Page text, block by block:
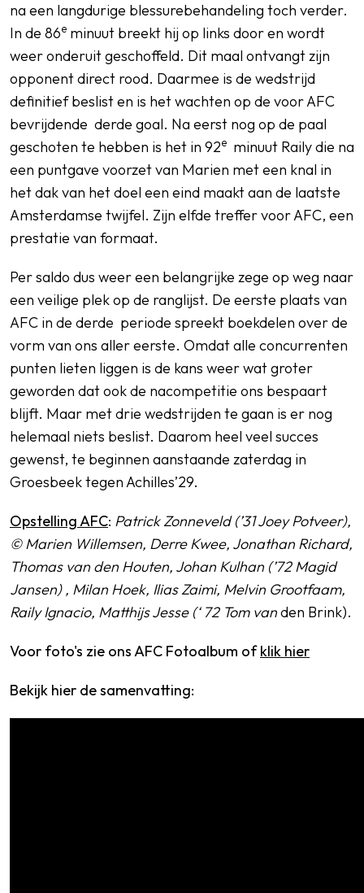
na een langdurige blessurebehandeling toch verder.
In de 86e minuut breekt hij op links door en wordt
weer onderuit geschoffeld. Dit maal ontvangt zijn
opponent direct rood. Daarmee is de wedstrijd
definitief beslist en is het wachten op de voor AFC
bevrijdende derde goal. Na eerst nog op de paal
geschoten te hebben is het in 92e minuut Raily die na
een puntgave voorzet van Marien met een knal in
het dak van het doel een eind maakt aan de laatste
Amsterdamse twijfel. Zijn elfde treffer voor AFC, een
prestatie van formaat.
Per saldo dus weer een belangrijke zege op weg naar
een veilige plek op de ranglijst. De eerste plaats van
AFC in de derde periode spreekt boekdelen over de
vorm van ons aller eerste. Omdat alle concurrenten
punten lieten liggen is de kans weer wat groter
geworden dat ook de nacompetitie ons bespaart
blijft. Maar met drie wedstrijden te gaan is er nog
helemaal niets beslist. Daarom heel veel succes
gewenst, te beginnen aanstaande zaterdag in
Groesbeek tegen Achilles’29.
Opstelling AFC: Patrick Zonneveld (’31 Joey Potveer),
© Marien Willemsen, Derre Kwee, Jonathan Richard,
Thomas van den Houten, Johan Kulhan (’72 Magid
Jansen) , Milan Hoek, Ilias Zaimi, Melvin Grootfaam,
Raily Ignacio, Matthijs Jesse (‘ 72 Tom vanden Brink).
Voor foto's zie ons AFC Fotoalbum ofklik hier
Bekijk hier de samenvatting: